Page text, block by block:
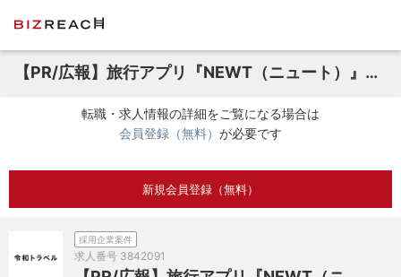
【PR/広報】旅行アプリ『NEWT（ニュート）』を使ってスマートに旅行へ／そんな「あたりまえ」をつくるPRメンバー募集！
転職・求人情報の詳細をご覧になる場合は
会員登録（無料） が必要です
新規会員登録（無料）
採用企業案件
求人番号 3842091